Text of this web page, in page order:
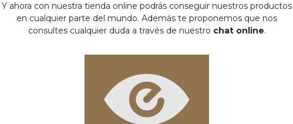
Y ahora con nuestra tienda online podrás conseguir nuestros productos
en cualquier parte del mundo. Además te proponemos que nos
consultes cualquier duda a través de nuestro chat online.